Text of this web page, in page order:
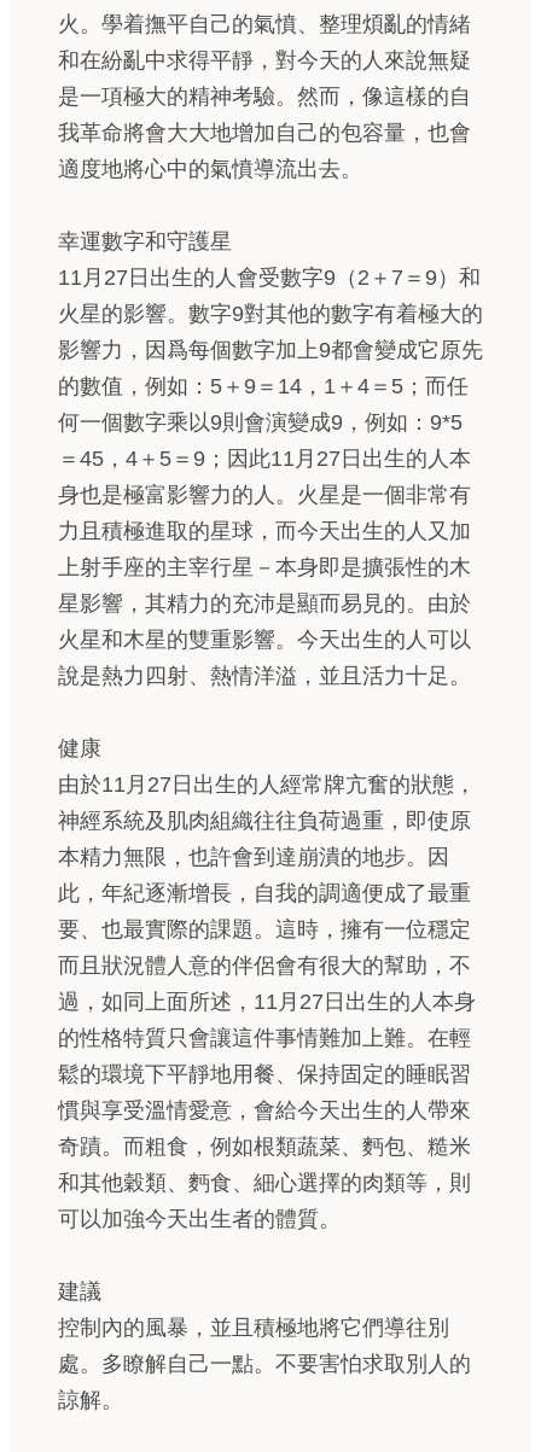
火。學着撫平自己的氣憤、整理煩亂的情緒
和在紛亂中求得平靜，對今天的人來說無疑
是一項極大的精神考驗。然而，像這樣的自
我革命將會大大地增加自己的包容量，也會
適度地將心中的氣憤導流出去。
幸運數字和守護星
11月27日出生的人會受數字9（2＋7＝9）和
火星的影響。數字9對其他的數字有着極大的
影響力，因爲每個數字加上9都會變成它原先
的數值，例如：5＋9＝14，1＋4＝5；而任
何一個數字乘以9則會演變成9，例如：9*5
＝45，4＋5＝9；因此11月27日出生的人本
身也是極富影響力的人。火星是一個非常有
力且積極進取的星球，而今天出生的人又加
上射手座的主宰行星－本身即是擴張性的木
星影響，其精力的充沛是顯而易見的。由於
火星和木星的雙重影響。今天出生的人可以
說是熱力四射、熱情洋溢，並且活力十足。
健康
由於11月27日出生的人經常牌亢奮的狀態，
神經系統及肌肉組織往往負荷過重，即使原
本精力無限，也許會到達崩潰的地步。因
此，年紀逐漸增長，自我的調適便成了最重
要、也最實際的課題。這時，擁有一位穩定
而且狀況體人意的伴侶會有很大的幫助，不
過，如同上面所述，11月27日出生的人本身
的性格特質只會讓這件事情難加上難。在輕
鬆的環境下平靜地用餐、保持固定的睡眠習
慣與享受溫情愛意，會給今天出生的人帶來
奇蹟。而粗食，例如根類蔬菜、麪包、糙米
和其他穀類、麪食、細心選擇的肉類等，則
可以加強今天出生者的體質。
建議
控制內的風暴，並且積極地將它們導往別
處。多瞭解自己一點。不要害怕求取別人的
諒解。